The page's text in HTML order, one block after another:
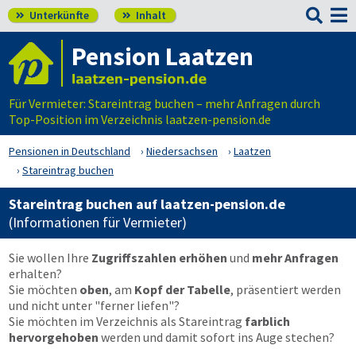
 Unterkünfte  Inhalt 
Pension Laatzen
Für Vermieter: Stareintrag buchen – mehr Anfragen durch
Top-Position im Verzeichnis laatzen-pension.de
Pensionen in Deutschland Niedersachsen
Laatzen
Stareintrag buchen
Stareintrag buchen auf laatzen-pension.de
(Informationen für Vermieter)
Sie wollen Ihre Zugriffszahlen erhöhen und mehr Anfragen
erhalten?
Sie möchten oben, am Kopf der Tabelle, präsentiert werden
und nicht unter "ferner liefen"?
Sie möchten im Verzeichnis als Stareintrag farblich
hervorgehoben werden und damit sofort ins Auge stechen?